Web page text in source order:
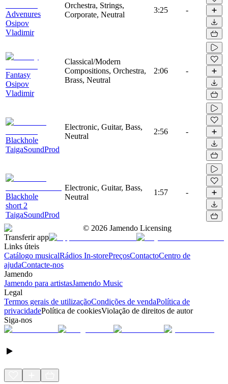
Advenures
Osipov
Vladimir
Orchestra, Strings,
Corporate, Neutral
3:25 -
Fantasy
Osipov
Vladimir
Classical/Modern
Compositions, Orchestra,
Brass, Neutral
2:06 -
Blackhole
TaigaSoundProd
Electronic, Guitar, Bass,
Neutral
2:56 -
Blackhole
short 2
TaigaSoundProd
Electronic, Guitar, Bass,
Neutral
1:57 -
© 2026 Jamendo Licensing
Transferir app
Links úteis
Catálogo musicalRádios In-storePreçosContactoCentro de
ajudaContacte-nos
Jamendo
Jamendo para artistasJamendo Music
Legal
Termos gerais de utilizaçãoCondições de vendaPolítica de
privacidadePolítica de cookiesViolação de direitos de autor
Siga-nos